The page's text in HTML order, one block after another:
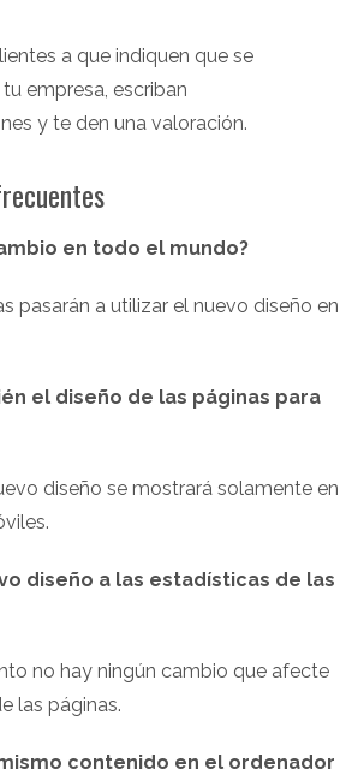
a que indiquen que se
empresa, escriban
y te den una valoración.
en todo el mundo?
pasarán a utilizar el nuevo diseño en
el diseño de las páginas para
diseño se mostrará solamente en
diseño a las estadísticas de las
no hay ningún cambio que afecte
las páginas.
contenido en el ordenador